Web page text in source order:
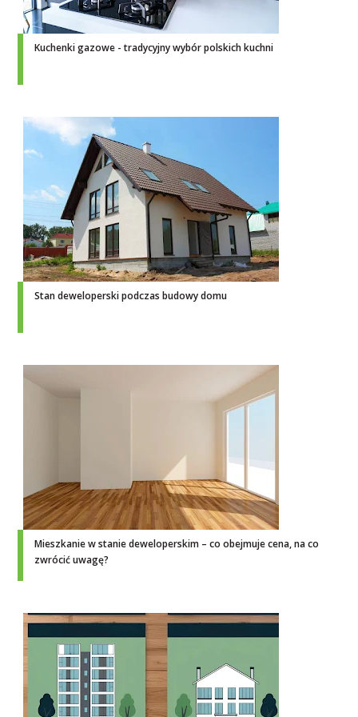
Kuchenki gazowe - tradycyjny wybór polskich kuchni
Stan deweloperski podczas budowy domu
Mieszkanie w stanie deweloperskim – co obejmuje cena, na co
zwrócić uwagę?